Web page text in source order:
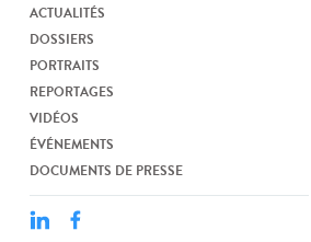
ACTUALITÉS
DOSSIERS
PORTRAITS
REPORTAGES
VIDÉOS
ÉVÉNEMENTS
DOCUMENTS DE PRESSE